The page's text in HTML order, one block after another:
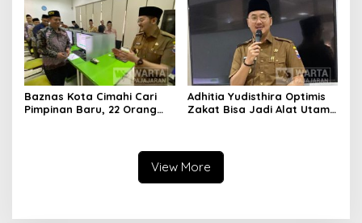
Berintegritas
Baznas Kota Cimahi Cari
Pimpinan Baru, 22 Orang
Adhitia Yudisthira Optimis
Zakat Bisa Jadi Alat Utama
View More